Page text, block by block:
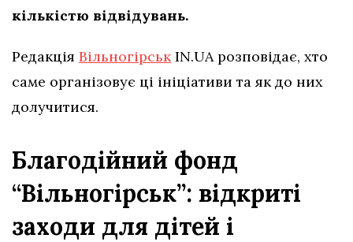
кількістю відвідувань.
Редакція ВільногірськIN.UA розповідає, хто
саме організовує ці ініціативи та як до них
долучитися.
Благодійний фонд
“Вільногірськ”: відкриті
заходи для дітей і